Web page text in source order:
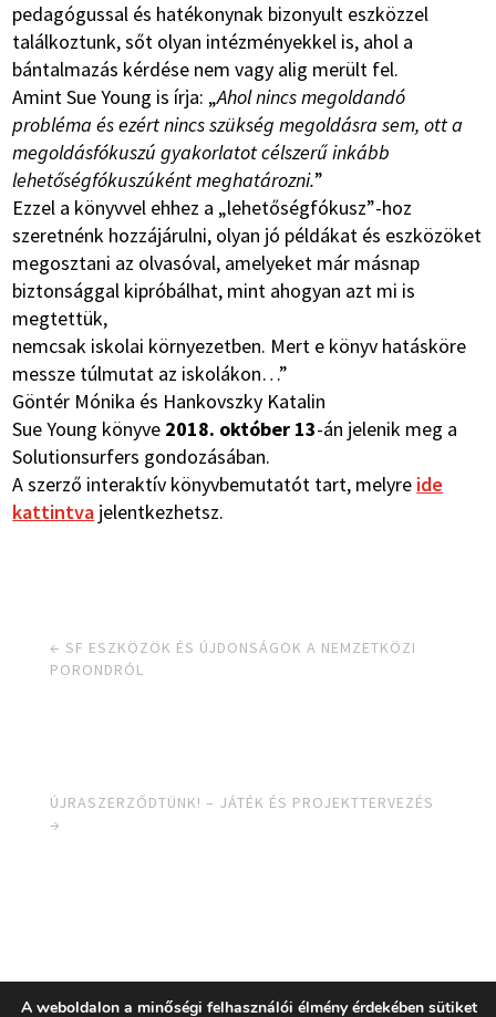
pedagógussal és hatékonynak bizonyult eszközzel
találkoztunk, sőt olyan intézményekkel is, ahol a
bántalmazás kérdése nem vagy alig merült fel.
Amint Sue Young is írja: „Ahol nincs megoldandó
probléma és ezért nincs szükség megoldásra sem, ott a
megoldásfókuszú gyakorlatot célszerű inkább
lehetőségfókuszúként meghatározni.”
Ezzel a könyvvel ehhez a „lehetőségfókusz”-hoz
szeretnénk hozzájárulni, olyan jó példákat és eszközöket
megosztani az olvasóval, amelyeket már másnap
biztonsággal kipróbálhat, mint ahogyan azt mi is
megtettük,
nemcsak iskolai környezetben. Mert e könyv hatásköre
messze túlmutat az iskolákon…”
Göntér Mónika és Hankovszky Katalin
Sue Young könyve 2018. október 13-án jelenik meg a
Solutionsurfers gondozásában.
A szerző interaktív könyvbemutatót tart, melyre ide
kattintva jelentkezhetsz.
← SF ESZKÖZÖK ÉS ÚJDONSÁGOK A NEMZETKÖZI
PORONDRÓL
ÚJRASZERZŐDTÜNK! – JÁTÉK ÉS PROJEKTTERVEZÉS
→
A weboldalon a minőségi felhasználói élmény érdekében sütiket